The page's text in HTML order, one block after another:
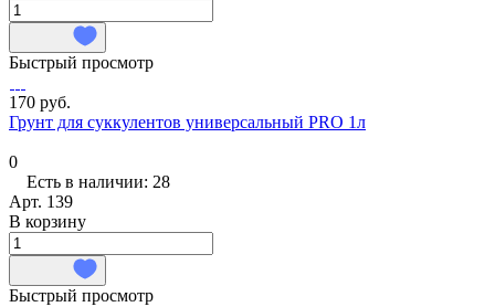
Быстрый просмотр
170 руб.
Грунт для суккулентов универсальный PRO 1л
0
Есть в наличии: 28
Арт. 139
В корзину
Быстрый просмотр